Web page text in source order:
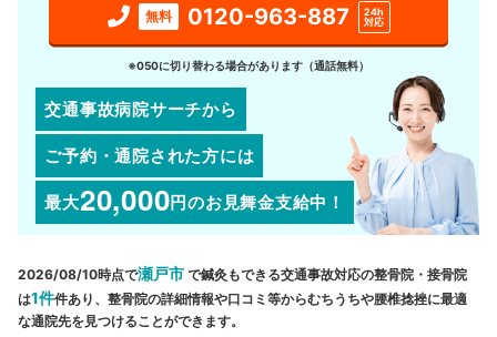
無料 0120-963-887
24h
対応
※050に切り替わる場合があります（通話無料）
交通事故病院サーチから
ご予約・通院された方には
最大20,000円のお見舞金支給中！
2026/08/10時点で瀬戸市 で鍼灸もできる交通事故対応の整骨院・接骨院
は1件件あり、整骨院の詳細情報や口コミ等からむちうちや腰椎捻挫に最適
な通院先を見つけることができます。